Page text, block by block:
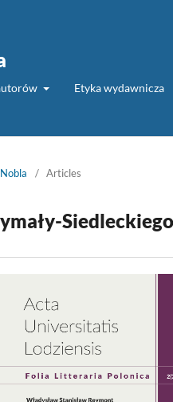
Etyka wydawnicza
/ Articles
Siedleckiego